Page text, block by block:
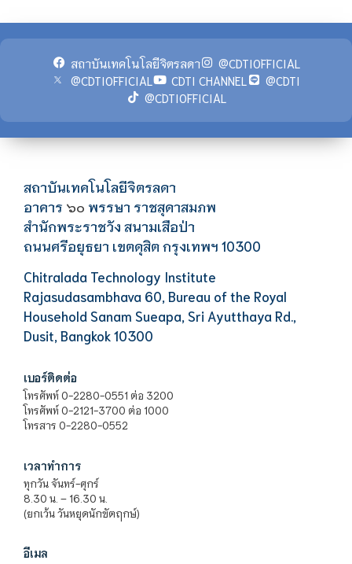
สถาบันเทคโนโลยีจิตรลดา
@CDTIOFFICIAL
@CDTIOFFICIAL
CDTI CHANNEL
@CDTI
@CDTIOFFICIAL
สถาบันเทคโนโลยีจิตรลดา
อาคาร ๖๐ พรรษา ราชสุดาสมภพ
สำนักพระราชวัง สนามเสือป่า
ถนนศรีอยุธยา เขตดุสิต กรุงเทพฯ 10300
Chitralada Technology Institute
Rajasudasambhava 60, Bureau of the Royal
Household Sanam Sueapa, Sri Ayutthaya Rd.,
Dusit, Bangkok 10300
เบอร์ติดต่อ
โทรศัพท์ 0-2280-0551 ต่อ 3200
โทรศัพท์ 0-2121-3700 ต่อ 1000
โทรสาร 0-2280-0552
เวลาทำการ
ทุกวัน จันทร์-ศุกร์
8.30 น. – 16.30 น.
(ยกเว้น วันหยุดนักขัตฤกษ์)
อีเมล